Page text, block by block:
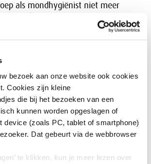
bezoek aan onze website ook cookies
Cookies zijn kleine
die bij het bezoeken van een
kunnen worden opgeslagen of
device (zoals PC, tablet of smartphone)
Dat gebeurt via de webbrowser
te klikken, kun je meer lezen over
als mondhygiënist niet meer
was dit af en toe best een
maken van mijn scriptie dacht ik
Ook het opstellen van een
voor begrippen als
inbedding’, ‘kernactiviteiten’ en
was een hele exercitie. Gelukkig
altijd tijd om te sparren.”
maken we het sociale
collectief?’ Karin van